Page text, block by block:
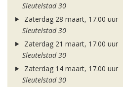
Sleutelstad 30
Zaterdag 28 maart, 17.00 uur
Sleutelstad 30
Zaterdag 21 maart, 17.00 uur
Sleutelstad 30
Zaterdag 14 maart, 17.00 uur
Sleutelstad 30